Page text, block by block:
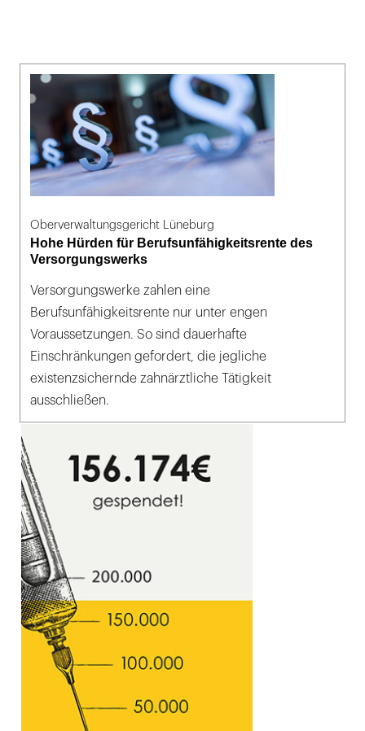
Oberverwaltungsgericht Lüneburg
Hohe Hürden für Berufsunfähigkeitsrente des
Versorgungswerks
Versorgungswerke zahlen eine
Berufsunfähigkeitsrente nur unter engen
Voraussetzungen. So sind dauerhafte
Einschränkungen gefordert, die jegliche
existenzsichernde zahnärztliche Tätigkeit
ausschließen.